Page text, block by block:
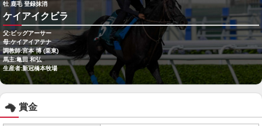
牡 鹿毛 登録抹消
ケイアイクビラ
父:ビッグアーサー
母:ケイアイアテナ
調教師:宮本 博 (栗東)
馬主:亀田 和弘
生産者:新冠橋本牧場
賞金